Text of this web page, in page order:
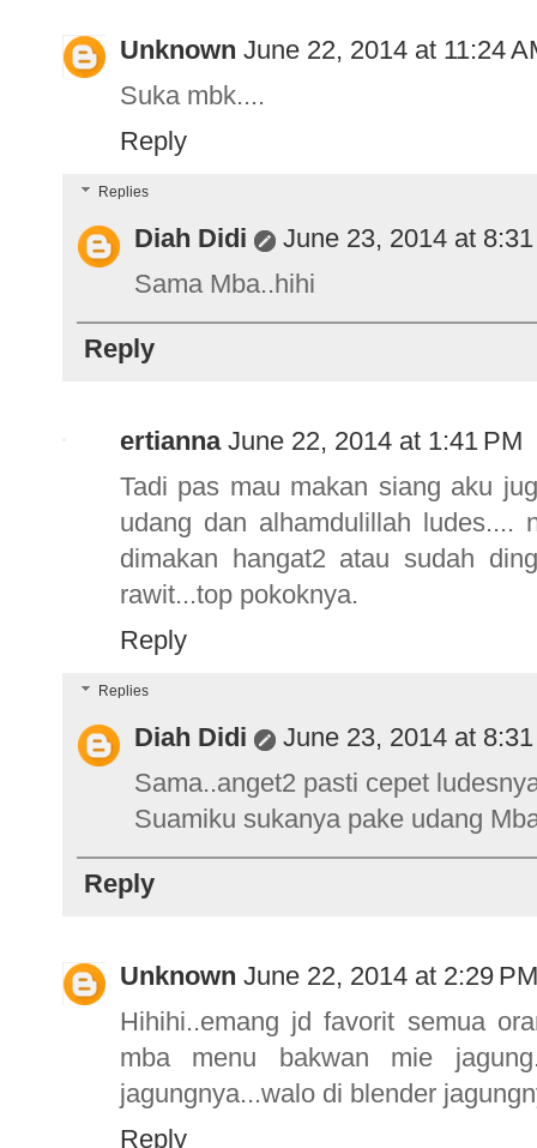
Unknown June 22, 2014 at 11:24
Suka mbk....
Reply
Replies
Diah Didi
June 23, 2014 at
Sama Mba..hihi
Reply
ertianna June 22, 2014 at 1:41 PM
Tadi pas mau makan siang aku
udang dan alhamdulillah ludes....
dimakan hangat2 atau sudah
rawit...top pokoknya.
Reply
Replies
Diah Didi
June 23, 2014 at
Sama..anget2 pasti cepet
Suamiku sukanya pake udang
Reply
Unknown June 22, 2014 at 2:29 PM
Hihihi..emang jd favorit semua
mba menu bakwan mie
jagungnya...walo di blender
Reply